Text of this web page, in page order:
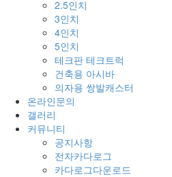
2.5인치
3인치
4인치
5인치
테크판 테크트럭
건축용 아시바
의자용 쌍발캐스터
온라인문의
갤러리
커뮤니티
공지사항
전자카다로그
카다로그다운로드